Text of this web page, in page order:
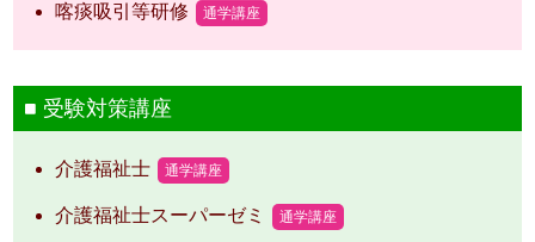
喀痰吸引等研修 通学講座
受験対策講座
介護福祉士 通学講座
介護福祉士スーパーゼミ 通学講座